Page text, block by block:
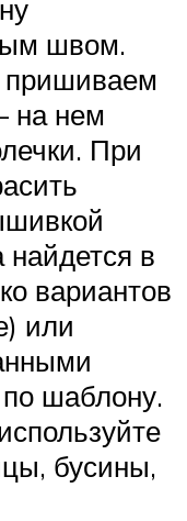
швом.
пришиваем
на нем
При
в
вариантов
или
шаблону.
бусины,